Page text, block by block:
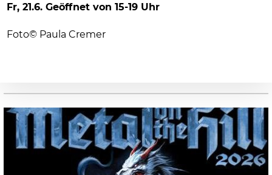
Fr, 21.6. Geöffnet von 15-19 Uhr
Foto© Paula Cremer